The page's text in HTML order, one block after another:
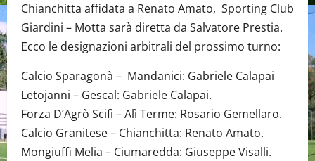
Chianchitta affidata a Renato Amato, Sporting Club
Giardini – Motta sarà diretta da Salvatore Prestia.
Ecco le designazioni arbitrali del prossimo turno:
Calcio Sparagonà – Mandanici: Gabriele Calapai
Letojanni – Gescal: Gabriele Calapai.
Forza D’Agrò Scifì – Alì Terme: Rosario Gemellaro.
Calcio Granitese – Chianchitta: Renato Amato.
Mongiuffi Melia – Ciumaredda: Giuseppe Visalli.